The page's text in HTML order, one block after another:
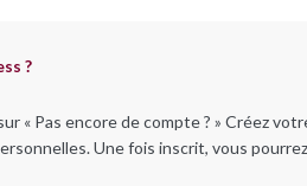
?
« Pas encore de compte ? » Créez
Une fois inscrit, vous